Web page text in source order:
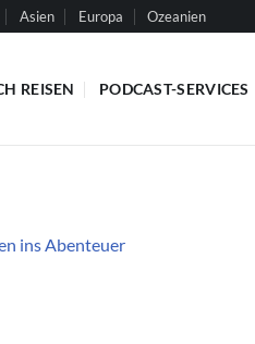
Asien Europa Ozeanien
REISEN PODCAST-SERVICES
ins Abenteuer